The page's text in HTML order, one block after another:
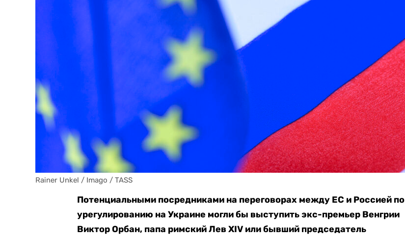
Rainer Unkel / Imago / TASS
Потенциальными посредниками на переговорах между ЕС и Россией по
урегулированию на Украине могли бы выступить экс-премьер Венгрии
Виктор Орбан, папа римский Лев XIV или бывший председатель